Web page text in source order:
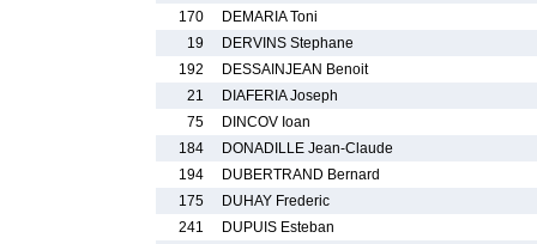
170
DEMARIA Toni
19
DERVINS Stephane
192
DESSAINJEAN Benoit
21
DIAFERIA Joseph
75
DINCOV Ioan
184
DONADILLE Jean-Claude
194
DUBERTRAND Bernard
175
DUHAY Frederic
241
DUPUIS Esteban